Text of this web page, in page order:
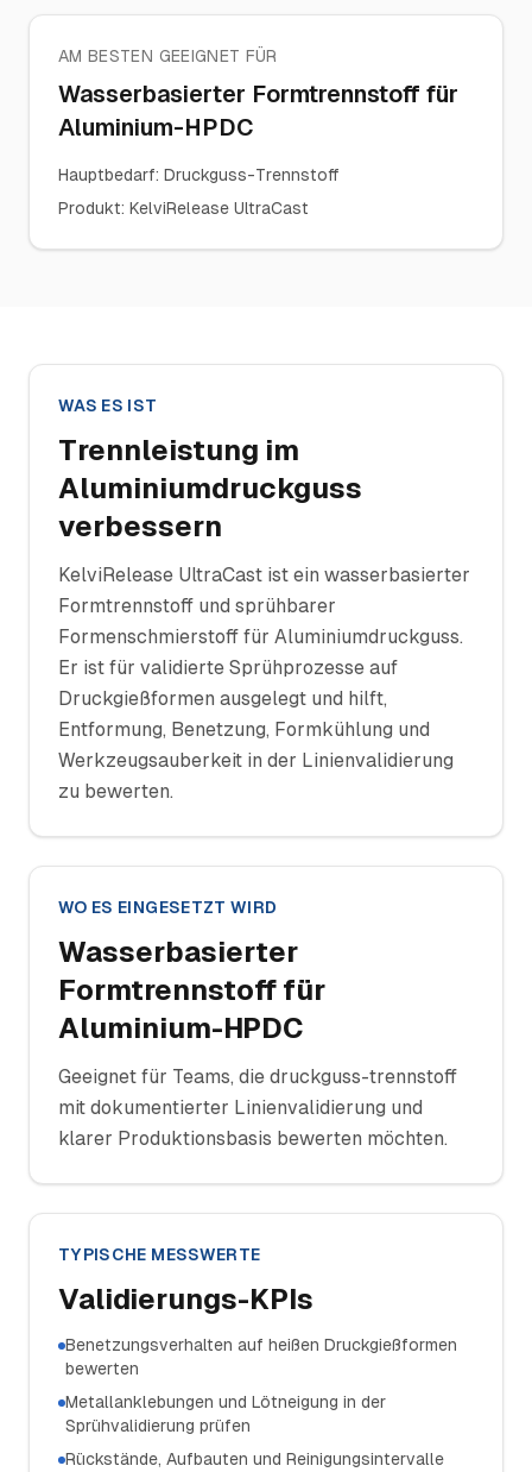
AM BESTEN GEEIGNET FÜR
Wasserbasierter Formtrennstoff für
Aluminium-HPDC
Hauptbedarf: Druckguss-Trennstoff
Produkt: KelviRelease UltraCast
WAS ES IST
Trennleistung im
Aluminiumdruckguss
verbessern
KelviRelease UltraCast ist ein wasserbasierter
Formtrennstoff und sprühbarer
Formenschmierstoff für Aluminiumdruckguss.
Er ist für validierte Sprühprozesse auf
Druckgießformen ausgelegt und hilft,
Entformung, Benetzung, Formkühlung und
Werkzeugsauberkeit in der Linienvalidierung
zu bewerten.
WO ES EINGESETZT WIRD
Wasserbasierter
Formtrennstoff für
Aluminium-HPDC
Geeignet für Teams, die druckguss-trennstoff
mit dokumentierter Linienvalidierung und
klarer Produktionsbasis bewerten möchten.
TYPISCHE MESSWERTE
Validierungs-KPIs
Benetzungsverhalten auf heißen Druckgießformen
bewerten
Metallanklebungen und Lötneigung in der
Sprühvalidierung prüfen
Rückstände, Aufbauten und Reinigungsintervalle